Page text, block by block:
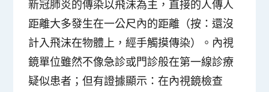
新冠肺炎的傳染以飛沫為主，直接的人傳人
距離大多發生在一公尺內的距離（按：還沒
計入飛沫在物體上，經手觸摸傳染）。內視
鏡單位雖然不像急診或門診般在第一線診療
疑似患者；但有證據顯示：在內視鏡檢查